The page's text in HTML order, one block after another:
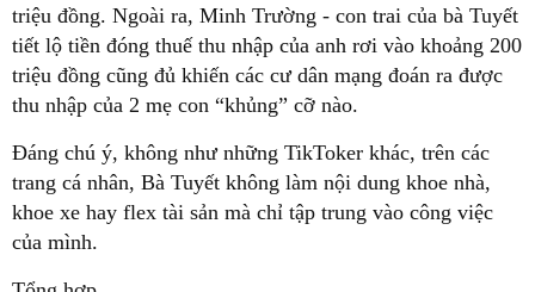
triệu đồng. Ngoài ra, Minh Trường - con trai của bà Tuyết
tiết lộ tiền đóng thuế thu nhập của anh rơi vào khoảng 200
triệu đồng cũng đủ khiến các cư dân mạng đoán ra được
thu nhập của 2 mẹ con “khủng” cỡ nào.
Đáng chú ý, không như những TikToker khác, trên các
trang cá nhân, Bà Tuyết không làm nội dung khoe nhà,
khoe xe hay flex tài sản mà chỉ tập trung vào công việc
của mình.